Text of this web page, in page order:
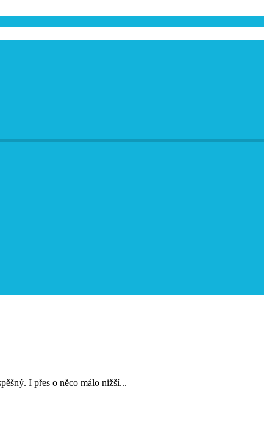
I přes o něco málo nižší...